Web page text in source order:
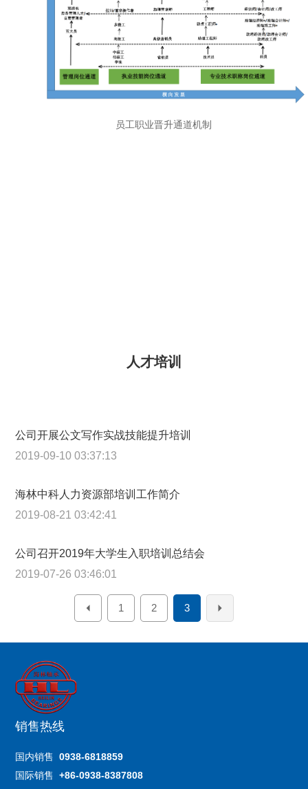
员工职业晋升通道机制
人才培训
公司开展公文写作实战技能提升培训
2019-09-10 03:37:13
海林中科人力资源部培训工作简介
2019-08-21 03:42:41
公司召开2019年大学生入职培训总结会
2019-07-26 03:46:01
1 2 3
销售热线
国内销售 0938-6818859
国际销售 +86-0938-8387808